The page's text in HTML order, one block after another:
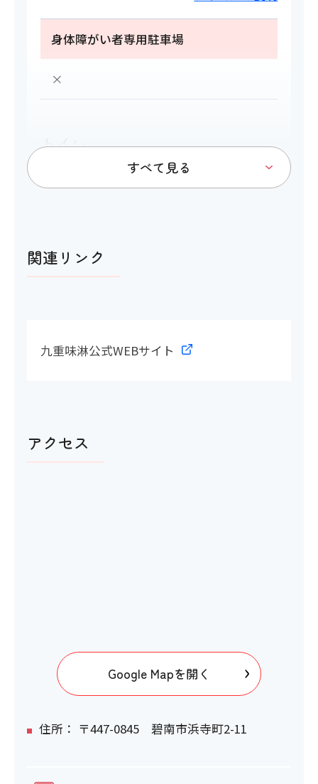
身体障がい者専用駐車場
×
トイレ
多目的トイレ
館内移動について
×
エレベーター
関連リンク
九重味淋公式WEBサイト
アクセス
Google Mapを開く
住所： 〒447-0845 碧南市浜寺町2-11